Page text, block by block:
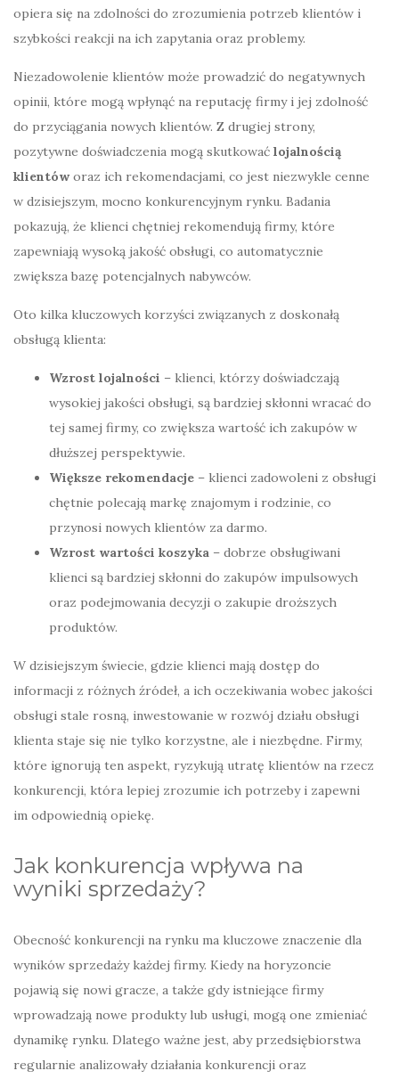
opiera się na zdolności do zrozumienia potrzeb klientów i
szybkości reakcji na ich zapytania oraz problemy.
Niezadowolenie klientów może prowadzić do negatywnych
opinii, które mogą wpłynąć na reputację firmy i jej zdolność
do przyciągania nowych klientów. Z drugiej strony,
pozytywne doświadczenia mogą skutkować lojalnością
klientów oraz ich rekomendacjami, co jest niezwykle cenne
w dzisiejszym, mocno konkurencyjnym rynku. Badania
pokazują, że klienci chętniej rekomendują firmy, które
zapewniają wysoką jakość obsługi, co automatycznie
zwiększa bazę potencjalnych nabywców.
Oto kilka kluczowych korzyści związanych z doskonałą
obsługą klienta:
Wzrost lojalności – klienci, którzy doświadczają
wysokiej jakości obsługi, są bardziej skłonni wracać do
tej samej firmy, co zwiększa wartość ich zakupów w
dłuższej perspektywie.
Większe rekomendacje – klienci zadowoleni z obsługi
chętnie polecają markę znajomym i rodzinie, co
przynosi nowych klientów za darmo.
Wzrost wartości koszyka – dobrze obsługiwani
klienci są bardziej skłonni do zakupów impulsowych
oraz podejmowania decyzji o zakupie droższych
produktów.
W dzisiejszym świecie, gdzie klienci mają dostęp do
informacji z różnych źródeł, a ich oczekiwania wobec jakości
obsługi stale rosną, inwestowanie w rozwój działu obsługi
klienta staje się nie tylko korzystne, ale i niezbędne. Firmy,
które ignorują ten aspekt, ryzykują utratę klientów na rzecz
konkurencji, która lepiej zrozumie ich potrzeby i zapewni
im odpowiednią opiekę.
Jak konkurencja wpływa na
wyniki sprzedaży?
Obecność konkurencji na rynku ma kluczowe znaczenie dla
wyników sprzedaży każdej firmy. Kiedy na horyzoncie
pojawią się nowi gracze, a także gdy istniejące firmy
wprowadzają nowe produkty lub usługi, mogą one zmieniać
dynamikę rynku. Dlatego ważne jest, aby przedsiębiorstwa
regularnie analizowały działania konkurencji oraz